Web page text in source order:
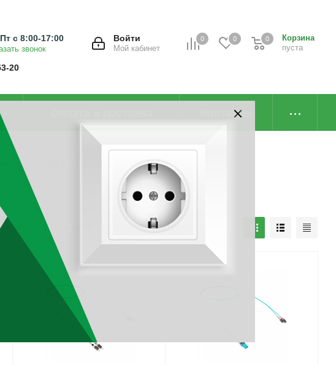
20
0 0
Корзина
пуста
0
Войти
Мой кабинет
с 8:00-17:00
звонок
Контакты
Система патч-кордов оптического волокна
цене По наличию